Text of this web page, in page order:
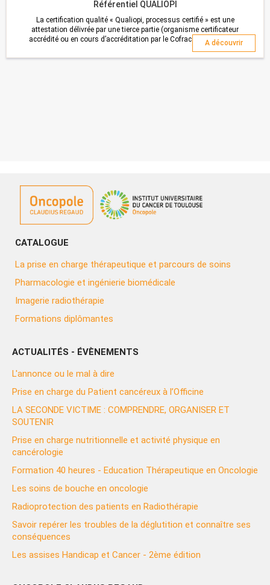
Référentiel QUALIOPI
La certification qualité « Qualiopi, processus certifié » est une
attestation délivrée par une tierce partie (organisme certificateur
accrédité ou en cours d’accréditation par le Cofrac ou instance de
processus mis en oeuvre par les org...
A découvrir
CATALOGUE
La prise en charge thérapeutique et parcours de soins
Pharmacologie et ingénierie biomédicale
Imagerie radiothérapie
Formations diplômantes
ACTUALITÉS - ÉVÈNEMENTS
L'annonce ou le mal à dire
Prise en charge du Patient cancéreux à l’Officine
LA SECONDE VICTIME : COMPRENDRE, ORGANISER ET
SOUTENIR
Prise en charge nutritionnelle et activité physique en
cancérologie
Formation 40 heures - Education Thérapeutique en Oncologie
Les soins de bouche en oncologie
Radioprotection des patients en Radiothérapie
Savoir repérer les troubles de la déglutition et connaître ses
conséquences
Les assises Handicap et Cancer - 2ème édition